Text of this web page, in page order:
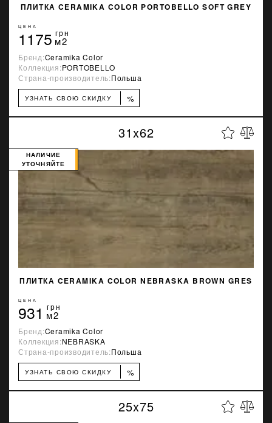
ПЛИТКА CERAMIKA COLOR PORTOBELLO SOFT GREY
ЦЕНА
1175 грн
м2
Бренд:Ceramika Color
Коллекция:PORTOBELLO
Страна-производитель:Польша
УЗНАТЬ СВОЮ СКИДКУ %
31x62
ПЛИТКА CERAMIKA COLOR NEBRASKA BROWN GRES
НАЛИЧИЕ
УТОЧНЯЙТЕ
ЦЕНА
931 грн
м2
Бренд:Ceramika Color
Коллекция:NEBRASKA
Страна-производитель:Польша
УЗНАТЬ СВОЮ СКИДКУ %
25x75